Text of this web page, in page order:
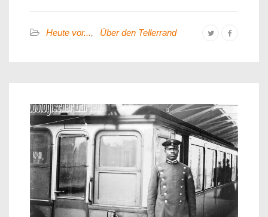
Heute vor..., Über den Tellerrand